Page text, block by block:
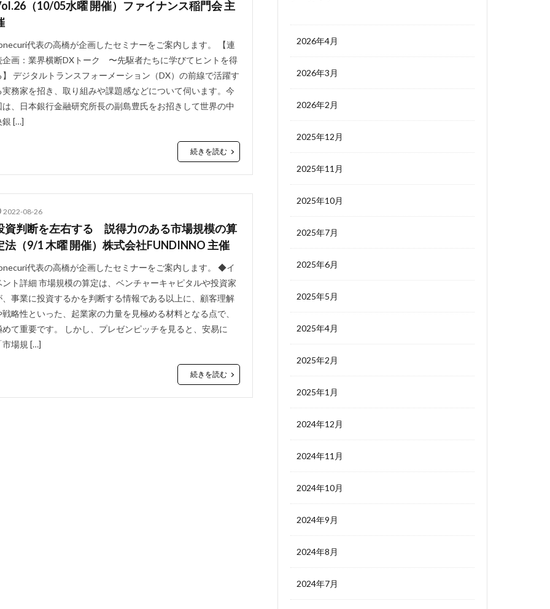
（10/05水曜 開催）ファイナンス稲門会 主
代表の高橋が企画したセミナーをご案内します。 【連
企画：業界横断DXトーク 〜先駆者たちに学びてヒントを得
】 デジタルトランスフォーメーション（DX）の前線で活躍す
実務家を招き、取り組みや課題感などについて伺います。今
は、日本銀行金融研究所長の副島豊氏をお招きして世界の中
銀 […]
続きを読む
2022-08-26
資判断を左右する 説得力のある市場規模の算
法（9/1 木曜 開催）株式会社FUNDINNO 主催
代表の高橋が企画したセミナーをご案内します。 ◆イ
ント詳細 市場規模の算定は、ベンチャーキャピタルや投資家
、事業に投資するかを判断する情報である以上に、顧客理解
戦略性といった、起業家の力量を見極める材料となる点で、
めて重要です。 しかし、プレゼンピッチを見ると、安易に
市場規 […]
続きを読む
2026年4月
2026年3月
2026年2月
2025年12月
2025年11月
2025年10月
2025年7月
2025年6月
2025年5月
2025年4月
2025年2月
2025年1月
2024年12月
2024年11月
2024年10月
2024年9月
2024年8月
2024年7月